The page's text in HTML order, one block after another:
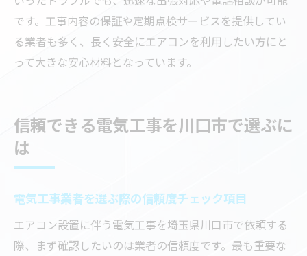
です。工事内容の保証や定期点検サービスを提供してい
る業者も多く、長く安全にエアコンを利用したい方にと
って大きな安心材料となっています。
信頼できる電気工事を川口市で選ぶに
は
電気工事業者を選ぶ際の信頼度チェック項目
エアコン設置に伴う電気工事を埼玉県川口市で依頼する
際、まず確認したいのは業者の信頼度です。最も重要な